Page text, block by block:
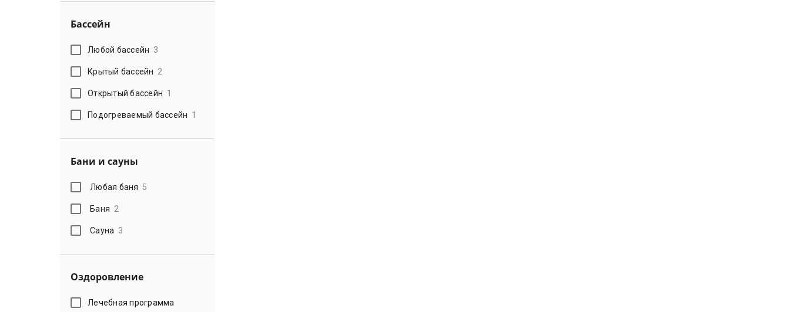
Бассейн
Любой бассейн 3
Крытый бассейн 2
Открытый бассейн 1
Подогреваемый бассейн 1
Бани и сауны
Любая баня 5
Баня 2
Сауна 3
Оздоровление
Лечебная программа